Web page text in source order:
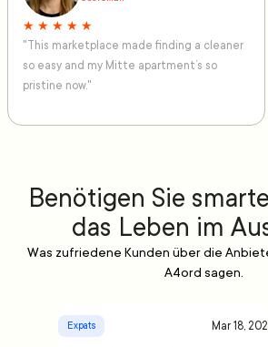
★ ★ ★ ★ ★
"This marketplace made finding a cleaner
so easy and my Mitte apartment’s so
pristine now."
Benötigen Sie
das Leben im
Was zufriedene Kunden über die
A4ord sagen.
Expats Mar 18,